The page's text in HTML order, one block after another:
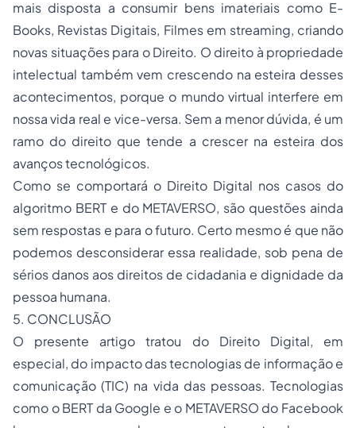
mais disposta a consumir bens imateriais como E-
Books, Revistas Digitais, Filmes em streaming, criando
novas situações para o Direito. O direito à propriedade
intelectual também vem crescendo na esteira desses
acontecimentos, porque o mundo virtual interfere em
nossa vida real e vice-versa. Sem a menor dúvida, é um
ramo do direito que tende a crescer na esteira dos
avanços tecnológicos.
Como se comportará o Direito Digital nos casos do
algoritmo BERT e do METAVERSO, são questões ainda
sem respostas e para o futuro. Certo mesmo é que não
podemos desconsiderar essa realidade, sob pena de
sérios danos aos direitos de cidadania e dignidade da
pessoa humana.
5. CONCLUSÃO
O presente artigo tratou do Direito Digital, em
especial, do impacto das tecnologias de informação e
comunicação (TIC) na vida das pessoas. Tecnologias
como o BERT da Google e o METAVERSO do Facebook